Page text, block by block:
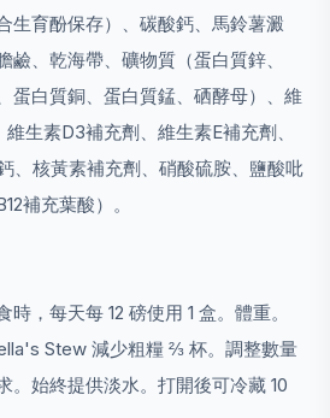
生育酚保存）、碳酸鈣、馬鈴薯澱
鹼、乾海帶、礦物質（蛋白質鋅、
蛋白質銅、蛋白質錳、硒酵母）、維
生素D3補充劑、維生素E補充劑、
、核黃素補充劑、硝酸硫胺、鹽酸吡
補充葉酸）。
，每天每 12 磅使用 1 盒。 體重。
Stew 減少粗糧 ⅔ 杯。 調整數量
始終提供淡水。 打開後可冷藏 10